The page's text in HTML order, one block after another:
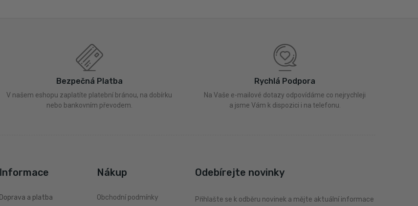
Bezpečná Platba
V našem eshopu zaplatíte platební bránou, na dobírku
nebo bankovním převodem.
Rychlá Podpora
Na Vaše e-mailové dotazy odpovídáme co nejrychleji
a jsme Vám k dispozici i na telefonu.
Informace
Doprava a platba
Nákup
Obchodní podmínky
Odebírejte novinky
Přihlašte se k odběru novinek a mějte aktuální informace